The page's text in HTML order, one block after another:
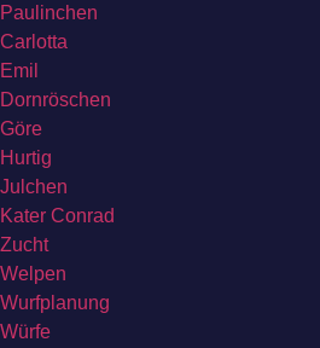
Paulinchen
Carlotta
Emil
Dornröschen
Göre
Hurtig
Julchen
Kater Conrad
Zucht
Welpen
Wurfplanung
Würfe